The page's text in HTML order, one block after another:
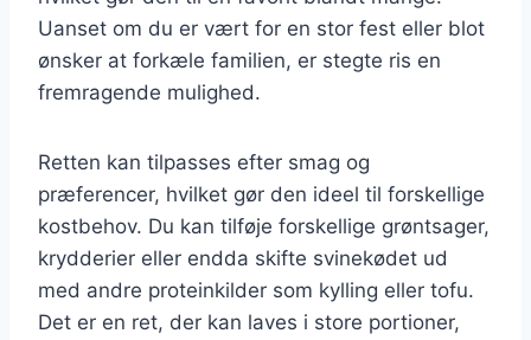
Uanset om du er vært for en stor fest eller blot
ønsker at forkæle familien, er stegte ris en
fremragende mulighed.
Retten kan tilpasses efter smag og
præferencer, hvilket gør den ideel til forskellige
kostbehov. Du kan tilføje forskellige grøntsager,
krydderier eller endda skifte svinekødet ud
med andre proteinkilder som kylling eller tofu.
Det er en ret, der kan laves i store portioner,